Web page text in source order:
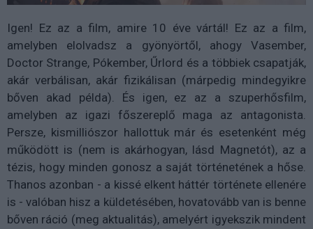
Igen! Ez az a film, amire 10 éve vártál! Ez az a film,
amelyben elolvadsz a gyönyörtől, ahogy Vasember,
Doctor Strange, Pókember, Űrlord és a többiek csapatják,
akár verbálisan, akár fizikálisan (márpedig mindegyikre
bőven akad példa). És igen, ez az a szuperhősfilm,
amelyben az igazi főszereplő maga az antagonista.
Persze, kismilliószor hallottuk már és esetenként még
működött is (nem is akárhogyan, lásd Magnetót), az a
tézis, hogy minden gonosz a saját történetének a hőse.
Thanos azonban - a kissé elkent háttér története ellenére
is - valóban hisz a küldetésében, hovatovább van is benne
bőven ráció (meg aktualitás), amelyért igyekszik mindent